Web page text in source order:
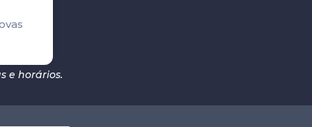
e horários.